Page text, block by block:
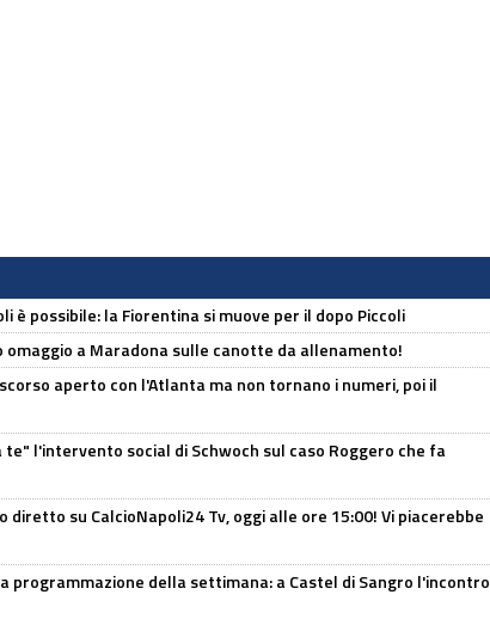
è possibile: la Fiorentina si muove per il dopo Piccoli
omaggio a Maradona sulle canotte da allenamento!
aperto con l'Atlanta ma non tornano i numeri, poi il
te" l'intervento social di Schwoch sul caso Roggero che fa
diretto su CalcioNapoli24 Tv, oggi alle ore 15:00! Vi piacerebbe
programmazione della settimana: a Castel di Sangro l'incontro